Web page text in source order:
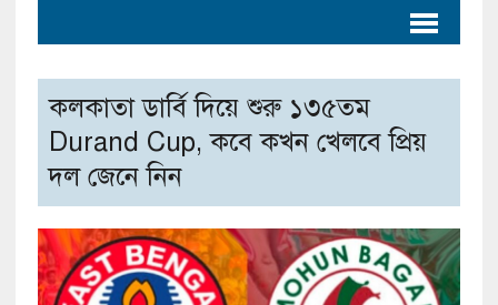
কলকাতা ডার্বি দিয়ে শুরু ১৩৫তম
Durand Cup, কবে কখন খেলবে প্রিয়
দল জেনে নিন